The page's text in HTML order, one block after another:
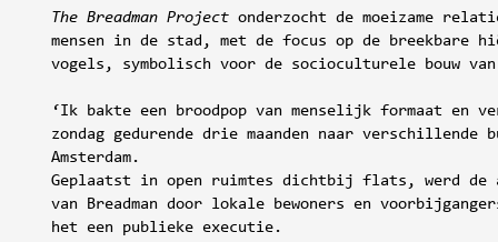
The Breadman Project onderzocht de moeizame
mensen in de stad, met de focus op de breekbare
vogels, symbolisch voor de socioculturele bouw
‘Ik bakte een broodpop van menselijk formaat en
zondag gedurende drie maanden naar verschillende
Amsterdam.
Geplaatst in open ruimtes dichtbij flats, werd de
van Breadman door lokale bewoners en
het een publieke executie.